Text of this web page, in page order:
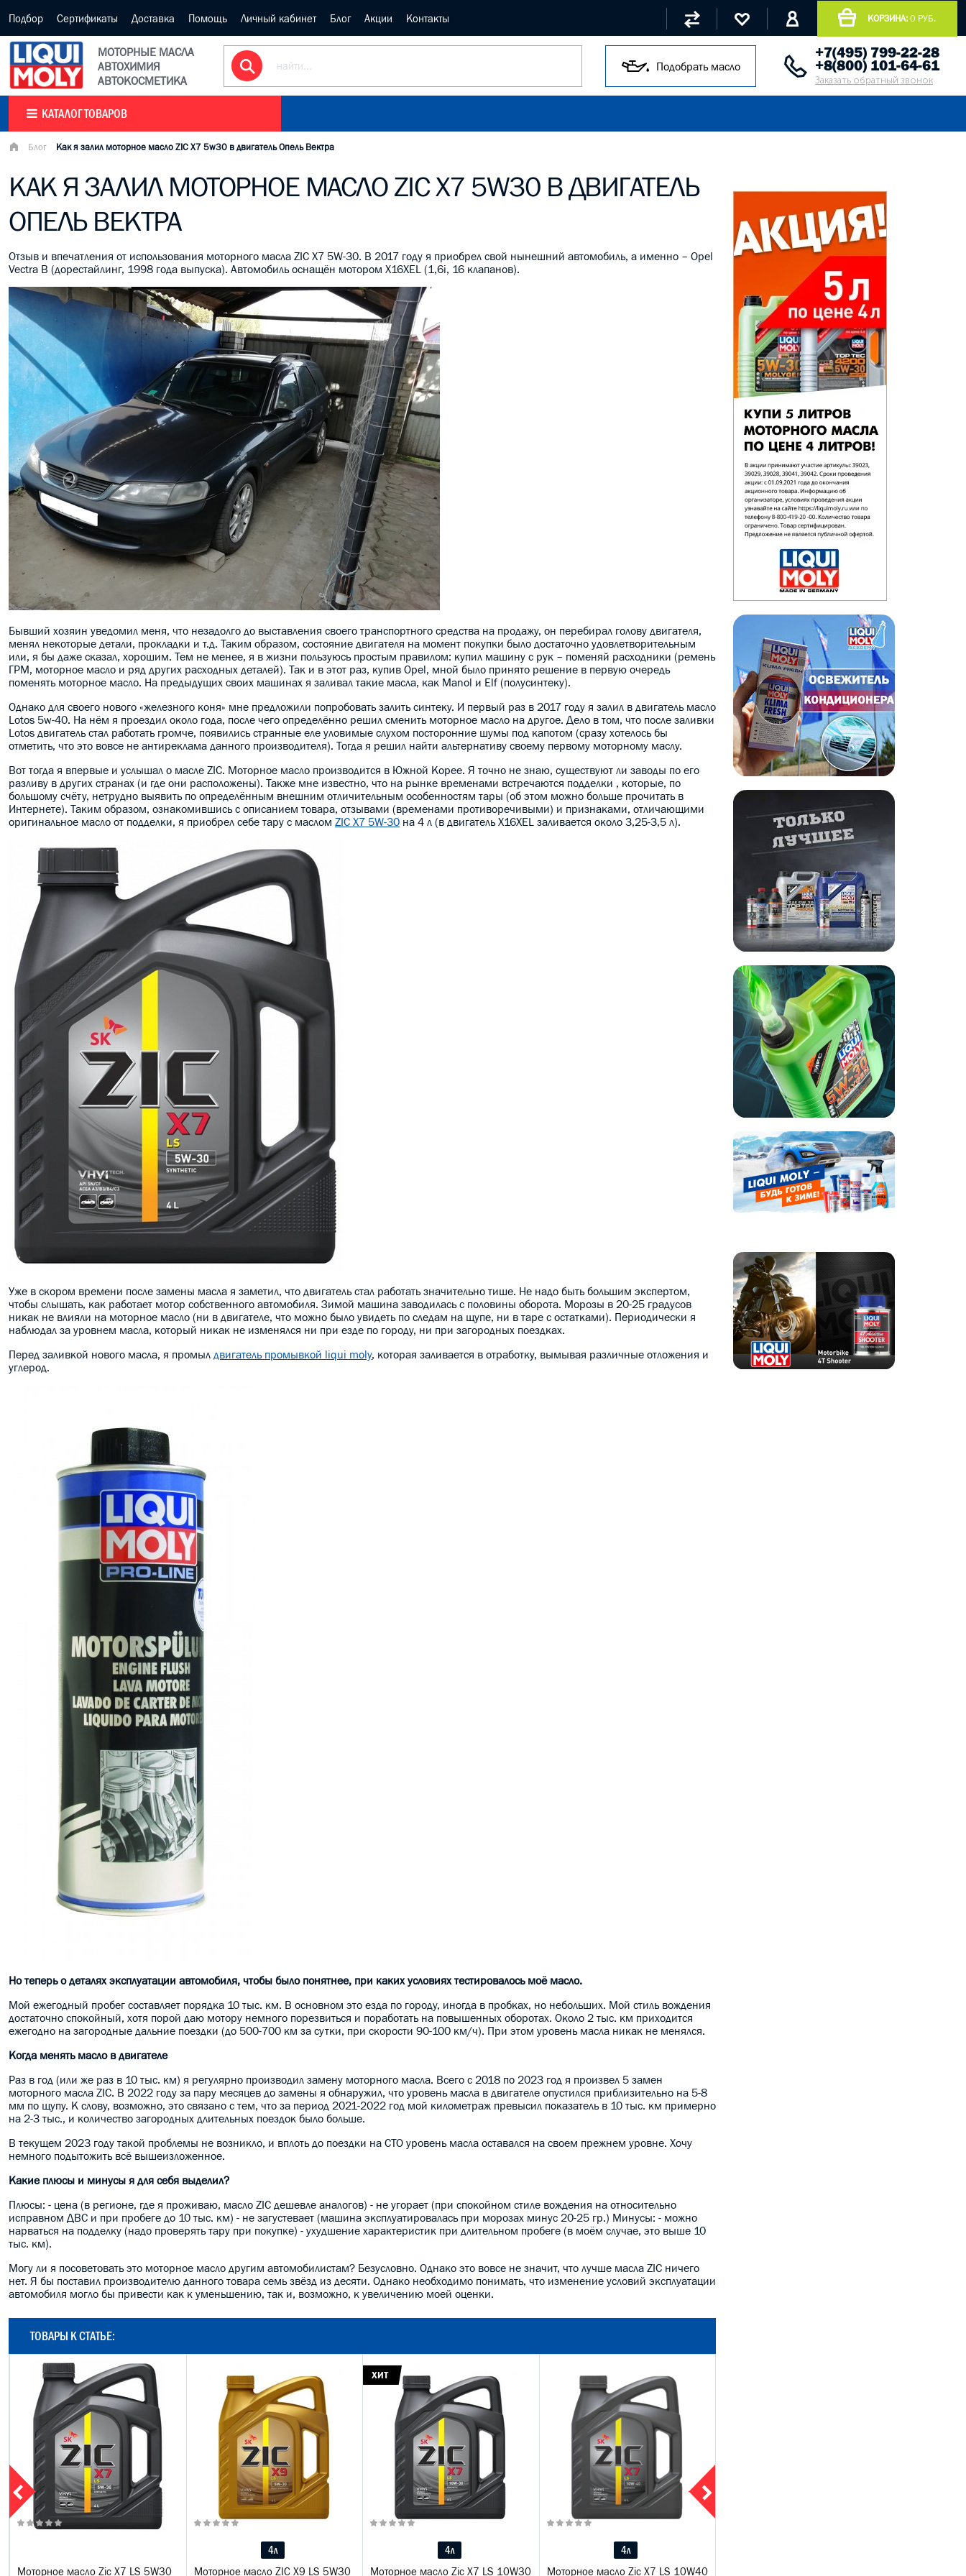
Подбор Сертификаты Доставка Помощь Личный кабинет Блог Акции Контакты КОРЗИНА: 0 РУБ.
МОТОРНЫЕ МАСЛА
АВТОХИМИЯ
АВТОКОСМЕТИКА
Подобрать масло
+7(495) 799-22-28
+8(800) 101-64-61
Заказать обратный звонок
КАТАЛОГ ТОВАРОВ
Блог Как я залил моторное масло ZIC X7 5w30 в двигатель Опель Вектра
КАК Я ЗАЛИЛ МОТОРНОЕ МАСЛО ZIC X7 5W30 В ДВИГАТЕЛЬ
ОПЕЛЬ ВЕКТРА
Отзыв и впечатления от использования моторного масла ZIC X7 5W-30. В 2017 году я приобрел свой нынешний автомобиль, а именно – Opel
Vectra B (дорестайлинг, 1998 года выпуска). Автомобиль оснащён мотором X16XEL (1,6i, 16 клапанов).
Бывший хозяин уведомил меня, что незадолго до выставления своего транспортного средства на продажу, он перебирал голову двигателя,
менял некоторые детали, прокладки и т.д. Таким образом, состояние двигателя на момент покупки было достаточно удовлетворительным
или, я бы даже сказал, хорошим. Тем не менее, я в жизни пользуюсь простым правилом: купил машину с рук – поменяй расходники (ремень
ГРМ, моторное масло и ряд других расходных деталей). Так и в этот раз, купив Opel, мной было принято решение в первую очередь
поменять моторное масло. На предыдущих своих машинах я заливал такие масла, как Manol и Elf (полусинтеку).
Однако для своего нового «железного коня» мне предложили попробовать залить синтеку. И первый раз в 2017 году я залил в двигатель масло
Lotos 5w-40. На нём я проездил около года, после чего определённо решил сменить моторное масло на другое. Дело в том, что после заливки
Lotos двигатель стал работать громче, появились странные еле уловимые слухом посторонние шумы под капотом (сразу хотелось бы
отметить, что это вовсе не антиреклама данного производителя). Тогда я решил найти альтернативу своему первому моторному маслу.
Вот тогда я впервые и услышал о масле ZIC. Моторное масло производится в Южной Корее. Я точно не знаю, существуют ли заводы по его
разливу в других странах (и где они расположены). Также мне известно, что на рынке временами встречаются подделки , которые, по
большому счёту, нетрудно выявить по определённым внешним отличительным особенностям тары (об этом можно больше прочитать в
Интернете). Таким образом, ознакомившись с описанием товара, отзывами (временами противоречивыми) и признаками, отличающими
оригинальное масло от подделки, я приобрел себе тару с маслом ZIC X7 5W-30 на 4 л (в двигатель X16XEL заливается около 3,25-3,5 л).
Уже в скором времени после замены масла я заметил, что двигатель стал работать значительно тише. Не надо быть большим экспертом,
чтобы слышать, как работает мотор собственного автомобиля. Зимой машина заводилась с половины оборота. Морозы в 20-25 градусов
никак не влияли на моторное масло (ни в двигателе, что можно было увидеть по следам на щупе, ни в таре с остатками). Периодически я
наблюдал за уровнем масла, который никак не изменялся ни при езде по городу, ни при загородных поездках.
Перед заливкой нового масла, я промыл двигатель промывкой liqui moly, которая заливается в отработку, вымывая различные отложения и
углерод.
Но теперь о деталях эксплуатации автомобиля, чтобы было понятнее, при каких условиях тестировалось моё масло.
Мой ежегодный пробег составляет порядка 10 тыс. км. В основном это езда по городу, иногда в пробках, но небольших. Мой стиль вождения
достаточно спокойный, хотя порой даю мотору немного порезвиться и поработать на повышенных оборотах. Около 2 тыс. км приходится
ежегодно на загородные дальние поездки (до 500-700 км за сутки, при скорости 90-100 км/ч). При этом уровень масла никак не менялся.
Когда менять масло в двигателе
Раз в год (или же раз в 10 тыс. км) я регулярно производил замену моторного масла. Всего с 2018 по 2023 год я произвел 5 замен
моторного масла ZIC. В 2022 году за пару месяцев до замены я обнаружил, что уровень масла в двигателе опустился приблизительно на 5-8
мм по щупу. К слову, возможно, это связано с тем, что за период 2021-2022 год мой километраж превысил показатель в 10 тыс. км примерно
на 2-3 тыс., и количество загородных длительных поездок было больше.
В текущем 2023 году такой проблемы не возникло, и вплоть до поездки на СТО уровень масла оставался на своем прежнем уровне. Хочу
немного подытожить всё вышеизложенное.
Какие плюсы и минусы я для себя выделил?
Плюсы: - цена (в регионе, где я проживаю, масло ZIC дешевле аналогов) - не угорает (при спокойном стиле вождения на относительно
исправном ДВС и при пробеге до 10 тыс. км) - не загустевает (машина эксплуатировалась при морозах минус 20-25 гр.) Минусы: - можно
нарваться на подделку (надо проверять тару при покупке) - ухудшение характеристик при длительном пробеге (в моём случае, это выше 10
тыс. км).
Могу ли я посоветовать это моторное масло другим автомобилистам? Безусловно. Однако это вовсе не значит, что лучше масла ZIC ничего
нет. Я бы поставил производителю данного товара семь звёзд из десяти. Однако необходимо понимать, что изменение условий эксплуатации
автомобиля могло бы привести как к уменьшению, так и, возможно, к увеличению моей оценки.
ТОВАРЫ К СТАТЬЕ:
Моторное масло Zic X7 LS 5W30
4л
Моторное масло ZIC X9 LS 5W30
ХИТ
4л
Моторное масло Zic X7 LS 10W30
4л
Моторное масло Zic X7 LS 10W40